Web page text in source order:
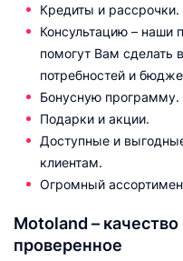
Кредиты и рассрочки.
Консультацию – наши
помогут Вам сделать
потребностей и
Бонусную программу.
Подарки и акции.
Доступные и
клиентам.
Огромный
Motoland – качество
проверенное